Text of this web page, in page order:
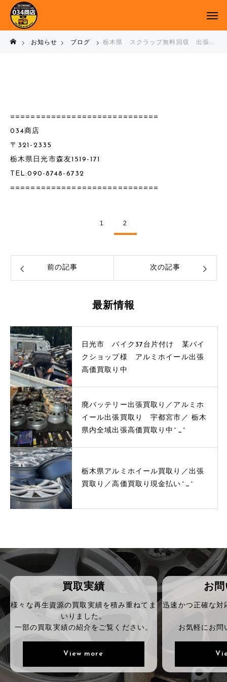
お知らせ ブログ 栃木県 スクラップ無料回収 出張 廃バッテリー買取り アルミホイール買取り バイク回収 ^_^
=============================
034商店
〒321-2335
栃木県日光市森友1519-171
TEL:090-8748-6732
=============================
1 2
前の記事 次の記事
最新情報
日光市 バイク37台片付け 某バイ
クショップ様 アルミホイール出張
高価買取り中
廃バッテリー出張買取り／アルミホ
イール出張買取り 宇都宮市／ 栃木
県内全域出張高価買取り中^_^
栃木県アルミホイール買取り／出張
買取り／高価買取り現金払い^_^
買取実績
様々な再生資源の買取実績を積み重ねてま
いりました。
一部の買取実績の紹介をご覧ください。
View more
お
迅速かつ正確な対
お気軽にお問